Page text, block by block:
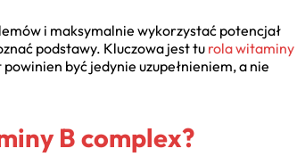
i maksymalnie wykorzystać potencjał
podstawy. Kluczowa jest tu rola witaminy
być jedynie uzupełnieniem, a nie
B complex?